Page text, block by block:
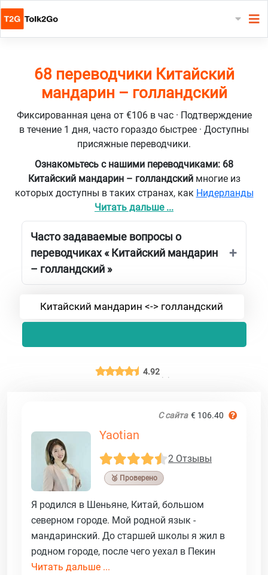
68 переводчики Китайский
мандарин – голландский
Фиксированная цена от €106 в час · Подтверждение
в течение 1 дня, часто гораздо быстрее · Доступны
присяжные переводчики.
Ознакомьтесь с нашими переводчиками: 68
Китайский мандарин – голландский многие из
которых доступны в таких странах, как Нидерланды
Читать дальше ...
Часто задаваемые вопросы о
переводчиках « Китайский мандарин
– голландский »
Китайский мандарин <-> голландский
4.92
С сайта € 106.40
Yaotian
2 Отзывы
🥉 Проверено
Я родился в Шеньяне, Китай, большом
северном городе. Мой родной язык -
мандаринский. До старшей школы я жил в
родном городе, после чего уехал в Пекин
Читать дальше ...